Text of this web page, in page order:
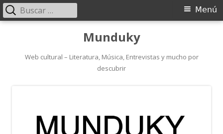
contenido
Munduky
Web cultural – Literatura, Música, Entrevistas y mucho por
descubrir
Menú
Menú
Buscar: